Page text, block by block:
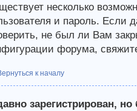
несколько
и пароль. Если
не был ли Вам
форума,
к началу
зарегистрирован,